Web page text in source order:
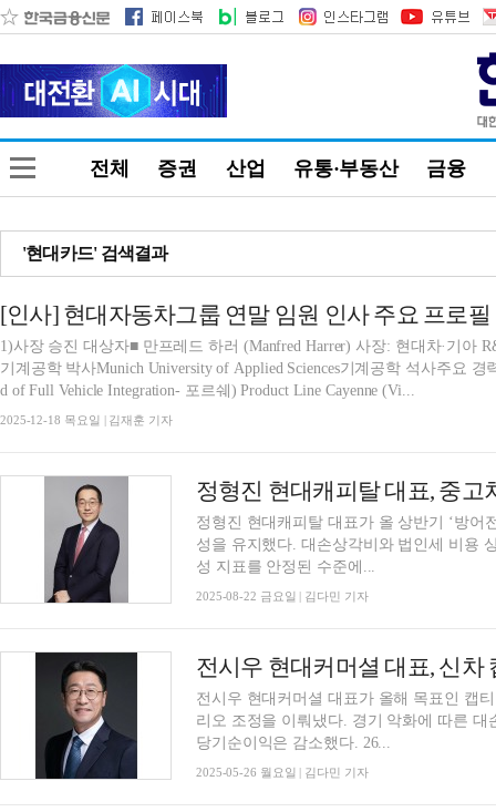
전체 증권 산업 유통·부동산 금융
'현대카드' 검색결과
[인사] 현대자동차그룹 연말 임원 인사 주요 프로필
1)사장 승진 대상자■ 만프레드 하러 (Manfred Harrer) 사장: 현대차·기아
기계공학 박사Munich University of Applied Sciences기계공학 석사주요
d of Full Vehicle Integration- 포르쉐) Product Line Cayenne (Vi...
2025-12-18 목요일 | 김재훈 기자
정형진 현대캐피탈 대표가 올 상반기 ‘방어
성을 유지했다. 대손상각비와 법인세 비용
성 지표를 안정된 수준에...
2025-08-22 금요일 | 김다민 기자
전시우 현대커머셜 대표가 올해 목표인 캡
리오 조정을 이뤄냈다. 경기 악화에 따른
당기순이익은 감소했다. 26...
2025-05-26 월요일 | 김다민 기자